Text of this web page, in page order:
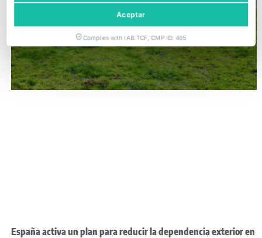
España activa un plan para reducir la dependencia exterior en
Aceptar
Complies with IAB TCF, CMP ID: 405